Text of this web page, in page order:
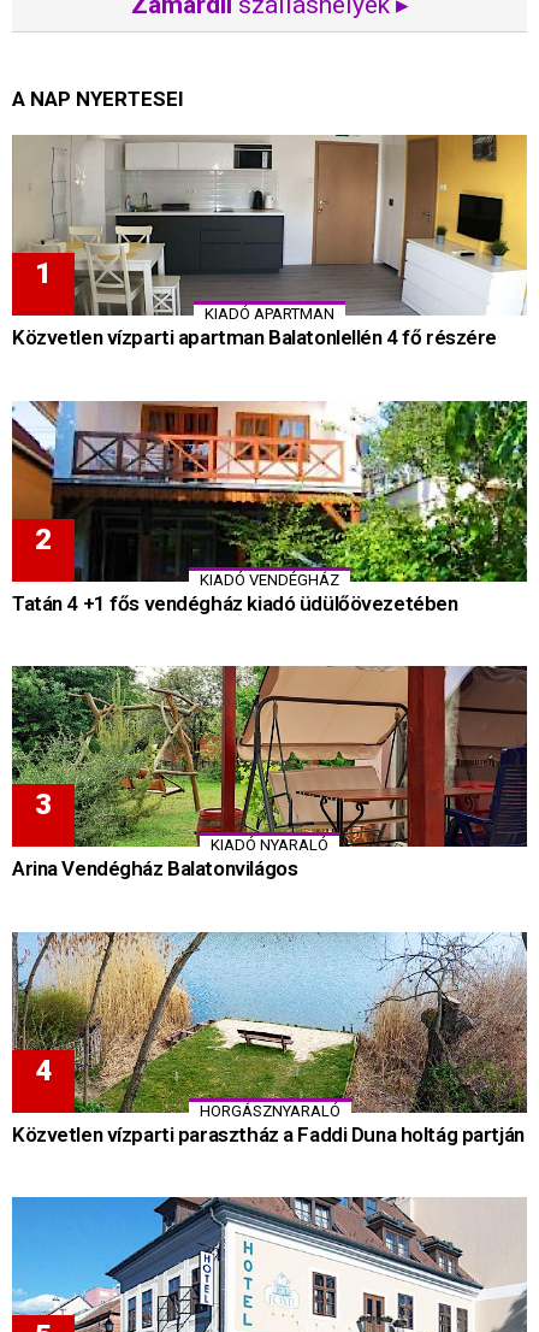
A NAP NYERTESEI
KIADÓ APARTMAN
Közvetlen vízparti apartman Balatonlellén 4 fő részére
KIADÓ VENDÉGHÁZ
Tatán 4 +1 fős vendégház kiadó üdülőövezetében
KIADÓ NYARALÓ
Arina Vendégház Balatonvilágos
HORGÁSZNYARALÓ
Közvetlen vízparti parasztház a Faddi Duna holtág partján